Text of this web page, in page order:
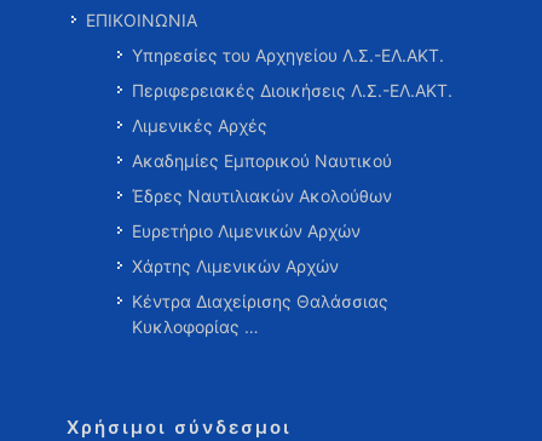
ΕΠΙΚΟΙΝΩΝΙΑ
Υπηρεσίες του Αρχηγείου Λ.Σ.-ΕΛ.ΑΚΤ.
Περιφερειακές Διοικήσεις Λ.Σ.-ΕΛ.ΑΚΤ.
Λιμενικές Αρχές
Ακαδημίες Εμπορικού Ναυτικού
Έδρες Ναυτιλιακών Ακολούθων
Ευρετήριο Λιμενικών Αρχών
Χάρτης Λιμενικών Αρχών
Κέντρα Διαχείρισης Θαλάσσιας
Κυκλοφορίας …
Χρήσιμοι σύνδεσμοι